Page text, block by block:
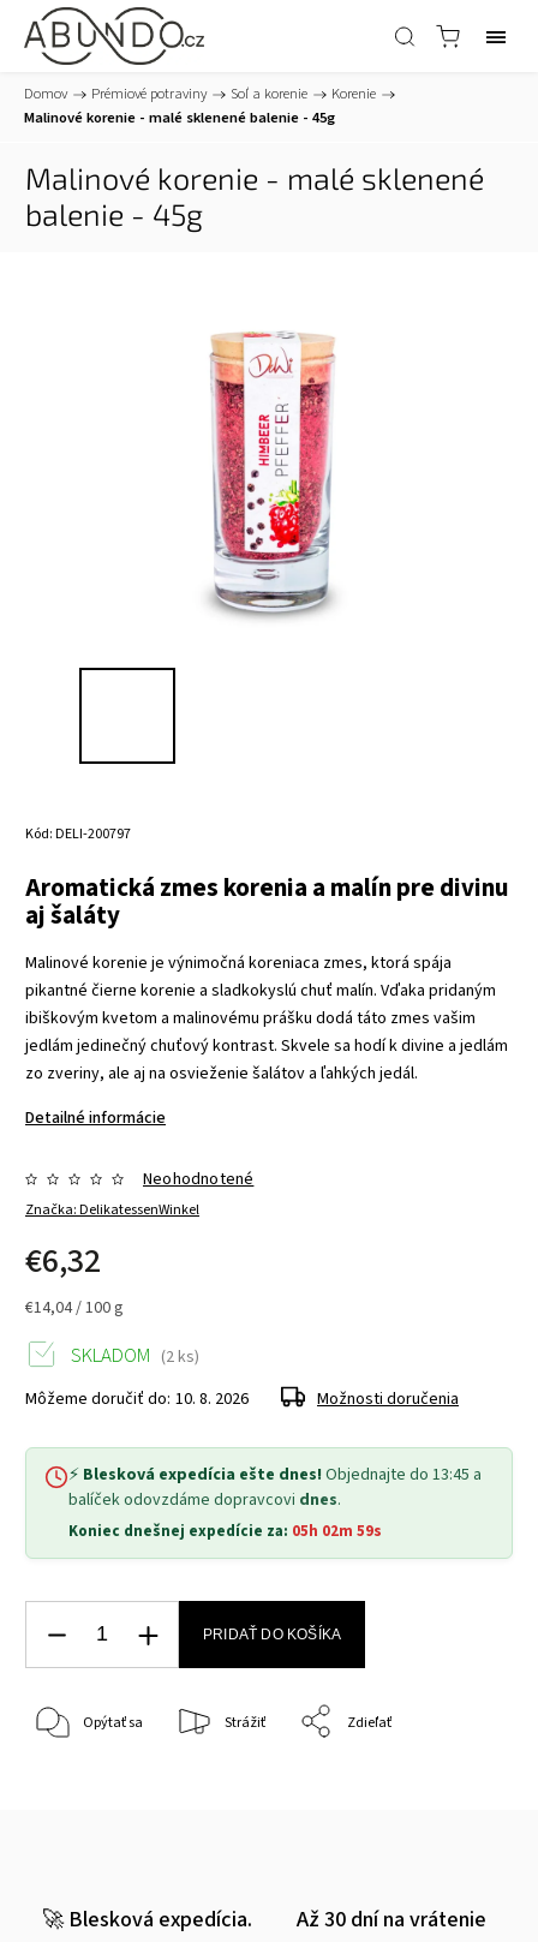
Domov / Prémiové potraviny / Soľ a korenie / Korenie /
Malinové korenie - malé sklenené balenie - 45g
Malinové korenie - malé sklenené
balenie - 45g
Kód:DELI-200797
Aromatická zmes korenia a malín pre divinu
aj šaláty
Malinové korenie je výnimočná koreniaca zmes, ktorá spája
pikantné čierne korenie a sladkokyslú chuť malín. Vďaka pridaným
ibiškovým kvetom a malinovému prášku dodá táto zmes vašim
jedlám jedinečný chuťový kontrast. Skvele sa hodí k divine a jedlám
zo zveriny, ale aj na osvieženie šalátov a ľahkých jedál.
Detailné informácie
Značka:DelikatessenWinkel
Neohodnotené
€6,32
€14,04 / 100 g
⚡ Blesková expedícia ešte dnes! Objednajte do 13:45 a
balíček odovzdáme dopravcovi dnes.
Koniec dnešnej expedície za: 05h 02m 59s
SKLADOM (2 ks)
Môžeme doručiť do: 10. 8. 2026 Možnosti doručenia
PRIDAŤ DO KOŠÍKA
Opýtať sa Strážiť Zdieľať
🚀 Blesková expedícia. Až 30 dní na vrátenie